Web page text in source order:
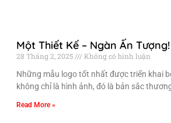
Một Thiết Kế – Ngàn Ấn Tượng!
28 Tháng 2, 2025
Không có bình luận
Những mẫu logo tốt nhất được triển khai
không chỉ là hình ảnh, đó là bản sắc
Read More »